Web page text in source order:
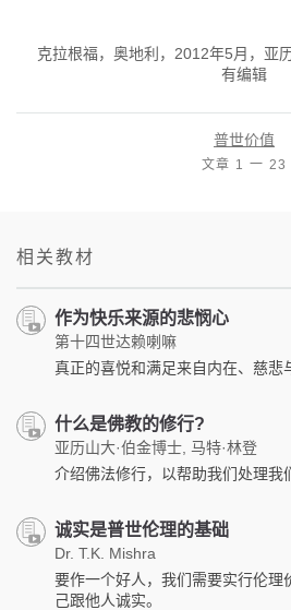
克拉根福，奥地利，2012年5月，亚
有编辑
普世价值
文章 1 一 23
相关教材
作为快乐来源的悲悯心
第十四世达赖喇嘛
真正的喜悦和满足来自内在、慈悲
什么是佛教的修行?
亚历山大·伯金博士, 马特·林登
介绍佛法修行，以帮助我们处理我
诚实是普世伦理的基础
Dr. T.K. Mishra
要作一个好人，我们需要实行伦理
己跟他人诚实。